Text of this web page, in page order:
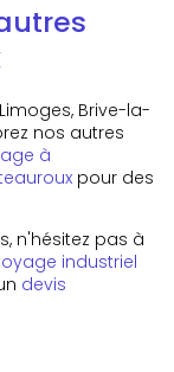
Brive-la-
nos autres
à
pour des
n'hésitez pas à
industriel
devis